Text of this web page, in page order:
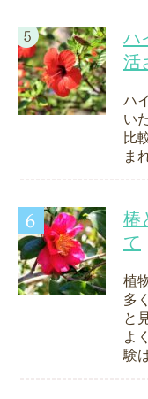
ハ
活
ハ
い
比
ま
椿
て
植
多
と
よ
験